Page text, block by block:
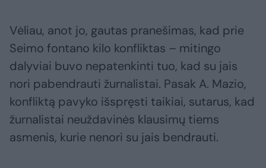
Vėliau, anot jo, gautas pranešimas, kad prie
Seimo fontano kilo konfliktas – mitingo
dalyviai buvo nepatenkinti tuo, kad su jais
nori pabendrauti žurnalistai. Pasak A. Mazio,
konfliktą pavyko išspręsti taikiai, sutarus, kad
žurnalistai neuždavinės klausimų tiems
asmenis, kurie nenori su jais bendrauti.